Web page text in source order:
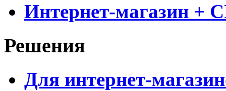
Интернет-магазин +
Решения
Для интернет-